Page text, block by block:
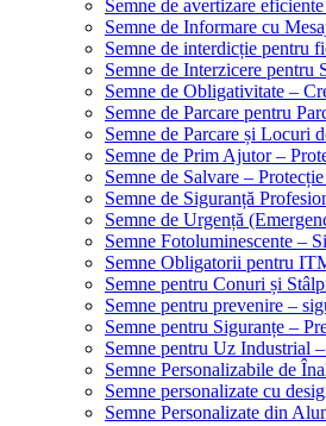
Semne de avertizare
Semne de Informare cu
Semne de interdicție pentru
Semne de Interzicere pentru
Semne de Obligativitate –
Semne de Parcare pentru
Semne de Parcare și Locuri
Semne de Prim Ajutor –
Semne de Salvare –
Semne de Siguranță
Semne de Urgență
Semne Fotoluminescente –
Semne Obligatorii pentru
Semne pentru Conuri și
Semne pentru prevenire –
Semne pentru Siguranțe –
Semne pentru Uz Industrial
Semne Personalizabile de
Semne personalizate cu
Semne Personalizate din